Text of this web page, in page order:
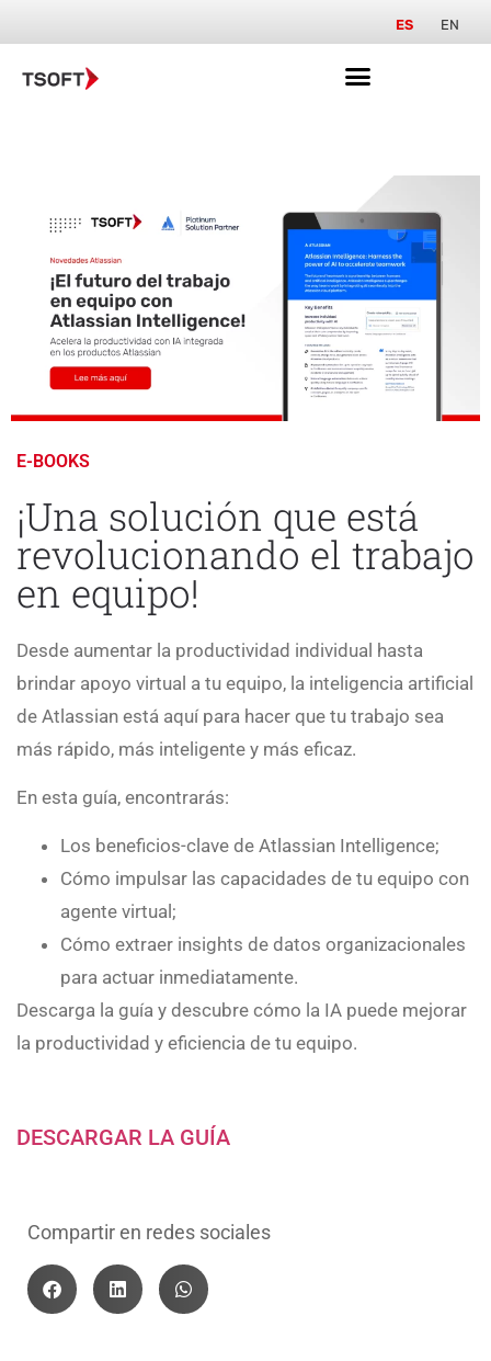
ES EN
E-BOOKS
¡Una solución que está
revolucionando el trabajo
en equipo!
Desde aumentar la productividad individual hasta
brindar apoyo virtual a tu equipo, la inteligencia artificial
de Atlassian está aquí para hacer que tu trabajo sea
más rápido, más inteligente y más eficaz.
En esta guía, encontrarás:
Los beneficios-clave de Atlassian Intelligence;
Cómo impulsar las capacidades de tu equipo con
agente virtual;
Cómo extraer insights de datos organizacionales
para actuar inmediatamente.
Descarga la guía y descubre cómo la IA puede mejorar
la productividad y eficiencia de tu equipo.
DESCARGAR LA GUÍA
Compartir en redes sociales